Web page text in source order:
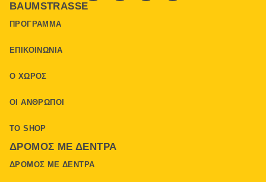
BAUMSTRASSE
ΠΡΌΓΡΑΜΜΑ
ΕΠΙΚΟΙΝΩΝΊΑ
Ο ΧΏΡΟΣ
ΟΙ ΆΝΘΡΩΠΟΙ
ΤΟ SHOP
ΔΡΌΜΟΣ ΜΕ ΔΈΝΤΡΑ
ΔΡΌΜΟΣ ΜΕ ΔΈΝΤΡΑ